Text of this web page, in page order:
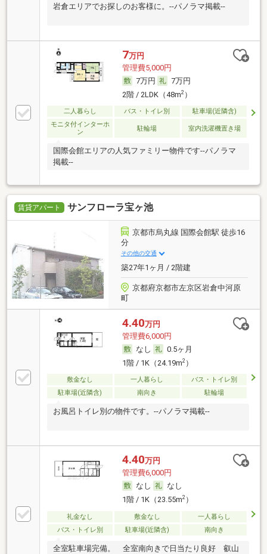
岩倉エリアでお探しのお客様に。--パノラマ掲載--
7万円
管理費5,000円
7万円
7万円
2階 / 2LDK（48m2）
二人暮らし バス・トイレ別
駐車場(近隣含)
モニタ付インターホ
ン
駐輪場 室内洗濯機置き場
国際会館エリアの人気ファミリー物件です--パノラマ
掲載--
賃貸アパート サンフローラ宝ヶ池
京都市烏丸線 国際会館駅 徒歩16
分
その他の交通
築27年1ヶ月 / 2階建
京都府京都市左京区岩倉中河原
町
4.40万円
管理費6,000円
なし
0.5ヶ月
1階 / 1K（24.19m2）
敷金なし 一人暮らし
バス・トイレ別
駐車場(近隣含)
南向き 駐輪場
お風呂トイレ別の物件です。--パノラマ掲載--
4.40万円
管理費6,000円
なし
なし
1階 / 1K（23.55m2）
礼金なし 敷金なし
一人暮らし
バス・トイレ別
駐車場(近隣含) 南向き
全室駐車場完備。 全室南向きで日当たり良好 叡山